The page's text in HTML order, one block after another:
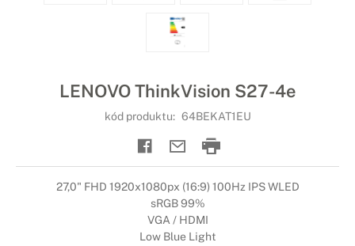
LENOVO ThinkVision S27-4e
kód produktu: 64BEKAT1EU
27,0" FHD 1920x1080px (16:9) 100Hz IPS WLED
sRGB 99%
VGA / HDMI
Low Blue Light